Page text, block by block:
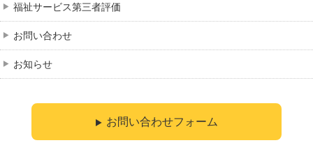
福祉サービス第三者評価
お問い合わせ
お知らせ
お問い合わせフォーム